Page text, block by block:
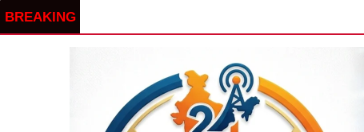
BREAKING